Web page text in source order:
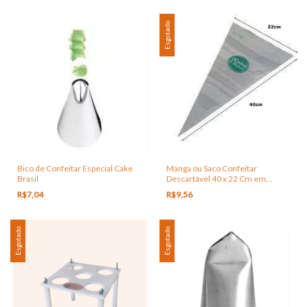
Bico de Confeitar Especial Cake
Brasil
R$7,04
Esgotado
Manga ou Saco Confeitar
Descartável 40 x 22 Cm em
Plástico
R$9,56
Esgotado Esgotado